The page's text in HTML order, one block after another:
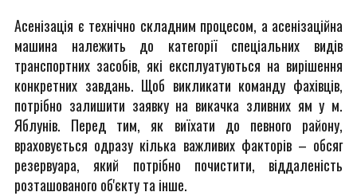
Асенізація є технічно складним процесом, а асенізаційна
машина належить до категорії спеціальних видів
транспортних засобів, які експлуатуються на вирішення
конкретних завдань. Щоб викликати команду фахівців,
потрібно залишити заявку на викачка зливних ям у м.
Яблунів. Перед тим, як виїхати до певного району,
враховується одразу кілька важливих факторів – обсяг
резервуара, який потрібно почистити, віддаленість
розташованого об'єкту та інше.